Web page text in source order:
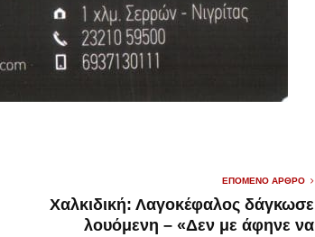
ΕΠΌΜΕΝΟ ΆΡΘΡΟ
Χαλκιδική: Λαγοκέφαλος δάγκωσε
λουόμενη – «Δεν με άφηνε να